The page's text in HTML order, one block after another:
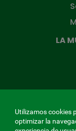
LA
Utilizamos cookies
optimizar la